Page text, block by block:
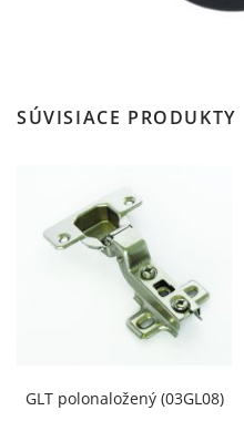
SÚVISIACE PRODUKTY
GLT polonaložený (03GL08)